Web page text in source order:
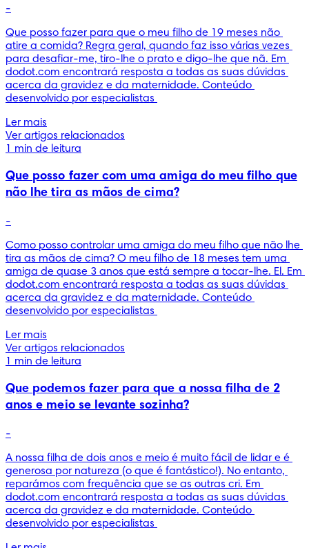
-
Que posso fazer para que o meu filho de 19 meses não
atire a comida? Regra geral, quando faz isso várias vezes
para desafiar-me, tiro-lhe o prato e digo-lhe que nã. Em
dodot.com encontrará resposta a todas as suas dúvidas
acerca da gravidez e da maternidade. Conteúdo
desenvolvido por especialistas
Ler mais
Ver artigos relacionados
1 min de leitura
Que posso fazer com uma amiga do meu filho que
não lhe tira as mãos de cima?
-
Como posso controlar uma amiga do meu filho que não lhe
tira as mãos de cima? O meu filho de 18 meses tem uma
amiga de quase 3 anos que está sempre a tocar-lhe. El. Em
dodot.com encontrará resposta a todas as suas dúvidas
acerca da gravidez e da maternidade. Conteúdo
desenvolvido por especialistas
Ler mais
Ver artigos relacionados
1 min de leitura
Que podemos fazer para que a nossa filha de 2
anos e meio se levante sozinha?
-
A nossa filha de dois anos e meio é muito fácil de lidar e é
generosa por natureza (o que é fantástico!). No entanto,
reparámos com frequência que se as outras cri. Em
dodot.com encontrará resposta a todas as suas dúvidas
acerca da gravidez e da maternidade. Conteúdo
desenvolvido por especialistas